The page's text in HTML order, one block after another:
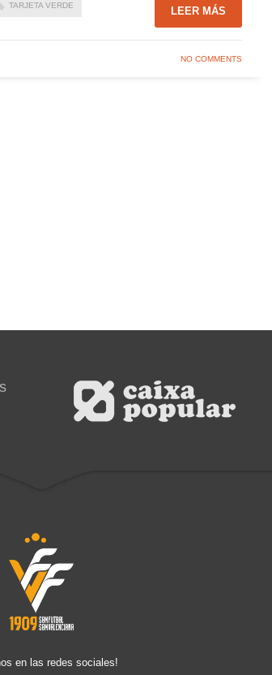
TARJETA VERDE LEER MÁS
NO COMMENTS
en las redes sociales!